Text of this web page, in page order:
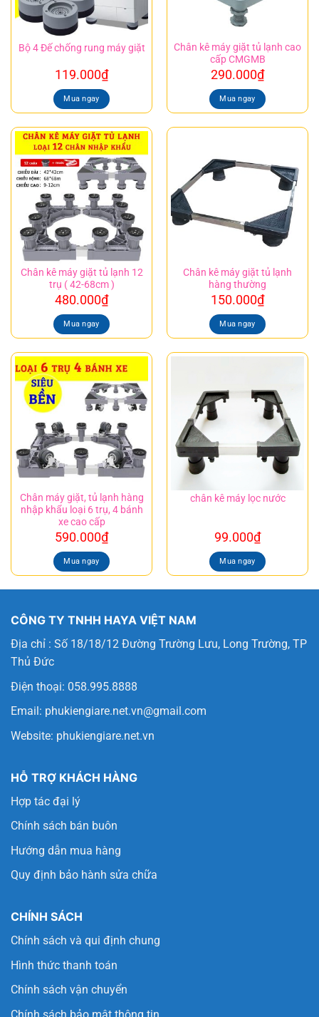
Bộ 4 Đế chống rung máy giặt
119.000₫
Mua ngay
Chân kê máy giặt tủ lạnh cao
cấp CMGMB
290.000₫
Mua ngay
Chân kê máy giặt tủ lạnh 12
trụ ( 42-68cm )
480.000₫
Mua ngay
Chân kê máy giặt tủ lạnh
hàng thường
150.000₫
Mua ngay
Chân máy giặt, tủ lạnh hàng
nhập khẩu loại 6 trụ, 4 bánh
xe cao cấp
590.000₫
Mua ngay
chân kê máy lọc nước
99.000₫
Mua ngay
CÔNG TY TNHH HAYA VIỆT NAM
Địa chỉ : Số 18/18/12 Đường Trường Lưu, Long Trường, TP
Thủ Đức
Điện thoại: 058.995.8888
Email: phukiengiare.net.vn@gmail.com
Website: phukiengiare.net.vn
HỖ TRỢ KHÁCH HÀNG
Hợp tác đại lý
Chính sách bán buôn
Hướng dẫn mua hàng
Quy định bảo hành sửa chữa
CHÍNH SÁCH
Chính sách và qui định chung
Hình thức thanh toán
Chính sách vận chuyển